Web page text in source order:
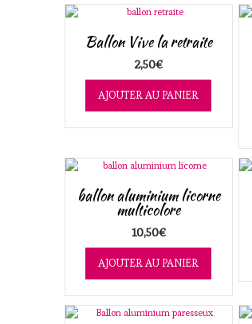
Ballon Vive la retraite
2,50€
AJOUTER AU PANIER
ballon aluminium licorne
multicolore
10,50€
AJOUTER AU PANIER